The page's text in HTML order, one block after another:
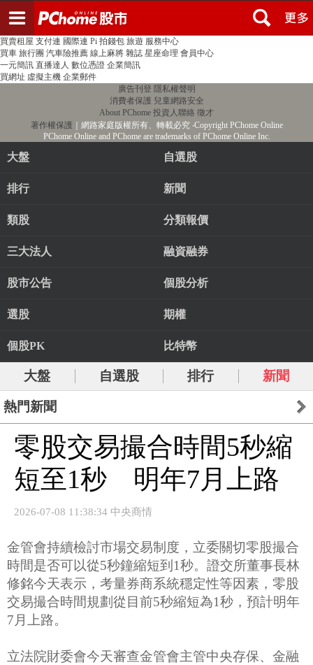
PChome首頁 線上購物 24h購物 書店
買賣租屋 支付連 國際連 Pi 拍錢包 旅遊 服務中心
買車 旅行團 汽車險推薦 線上麻將 雜誌 星座命理 會員中心
一元簡訊 直播達人 數位憑證 企業簡訊
買網址 虛擬主機 企業郵件
廣告刊登 隱私權聲明
消費者保護 兒童網路安全
About PChome 投資人聯絡 徵才
著作權保護 ｜網路家庭版權所有、轉載必究‧Copyright PChome Online
PChome Online and PChome are trademarks of PChome Online Inc.
大盤 自選股
排行 新聞
類股 分類報價
三大法人 融資融券
股市公告 個股分析
選股 期權
個股PK 比特幣
大盤 自選股 排行 新聞
熱門新聞
零股交易撮合時間5秒縮
短至1秒 明年7月上路
2026-07-08 11:38:34 中央商情
金管會持續檢討市場交易制度，立委關切零股撮合
時間是否可以從5秒鐘縮短到1秒。證交所董事長林
修銘今天表示，考量券商系統穩定性等因素，零股
交易撮合時間規劃從目前5秒縮短為1秒，預計明年
7月上路。
立法院財委會今天審查金管會主管中央存保、金融